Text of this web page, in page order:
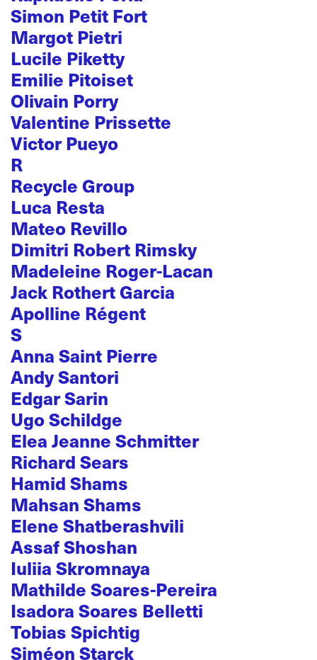
Simon Petit Fort
Margot Pietri
Lucile Piketty
Emilie Pitoiset
Olivain Porry
Valentine Prissette
Victor Pueyo
R
Recycle Group
Luca Resta
Mateo Revillo
Dimitri Robert Rimsky
Madeleine Roger-Lacan
Jack Rothert Garcia
Apolline Régent
S
Anna Saint Pierre
Andy Santori
Edgar Sarin
Ugo Schildge
Elea Jeanne Schmitter
Richard Sears
Hamid Shams
Mahsan Shams
Elene Shatberashvili
Assaf Shoshan
Iuliia Skromnaya
Mathilde Soares-Pereira
Isadora Soares Belletti
Tobias Spichtig
Siméon Starck